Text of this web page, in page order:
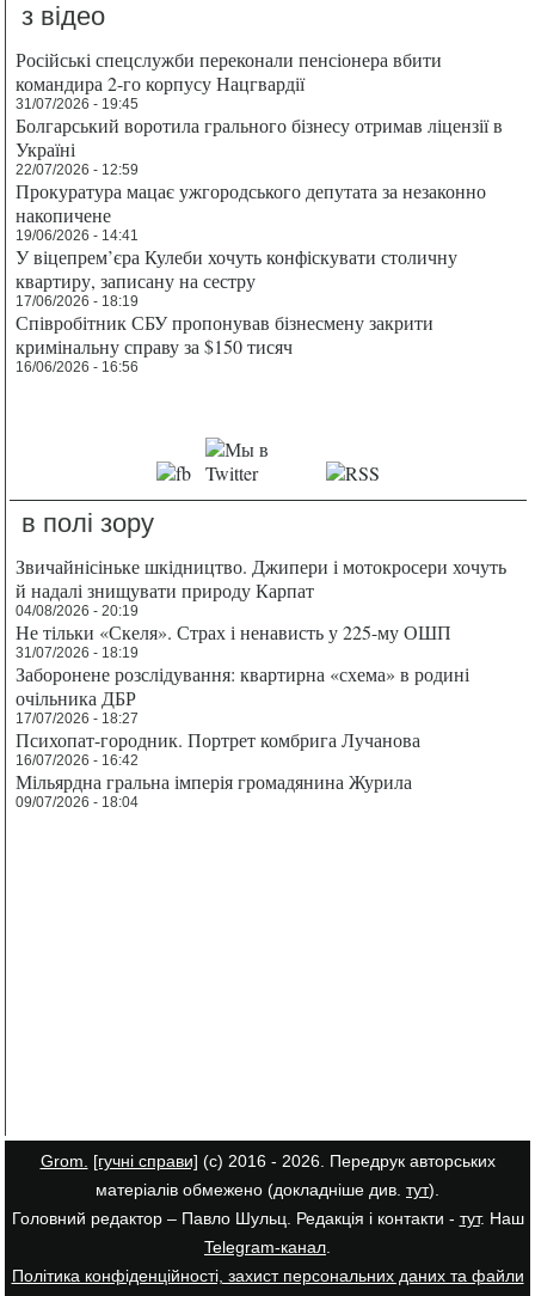
з відео
Російські спецслужби переконали пенсіонера вбити
командира 2-го корпусу Нацгвардії
31/07/2026 - 19:45
Болгарський воротила грального бізнесу отримав ліцензії в
Україні
22/07/2026 - 12:59
Прокуратура мацає ужгородського депутата за незаконно
накопичене
19/06/2026 - 14:41
У віцепрем’єра Кулеби хочуть конфіскувати столичну
квартиру, записану на сестру
17/06/2026 - 18:19
Співробітник СБУ пропонував бізнесмену закрити
кримінальну справу за $150 тисяч
16/06/2026 - 16:56
в полі зору
Звичайнісіньке шкідництво. Джипери і мотокросери хочуть
й надалі знищувати природу Карпат
04/08/2026 - 20:19
Не тільки «Скеля». Страх і ненависть у 225-му ОШП
31/07/2026 - 18:19
Заборонене розслідування: квартирна «схема» в родині
очільника ДБР
17/07/2026 - 18:27
Психопат-городник. Портрет комбрига Лучанова
16/07/2026 - 16:42
Мільярдна гральна імперія громадянина Журила
09/07/2026 - 18:04
Grom. [гучні справи] (с) 2016 - 2026. Передрук авторських
матеріалів обмежено (докладніше див. тут).
Головний редактор – Павло Шульц. Редакція і контакти - тут. Наш
Telegram-канал.
Політика конфіденційності, захист персональних даних та файли